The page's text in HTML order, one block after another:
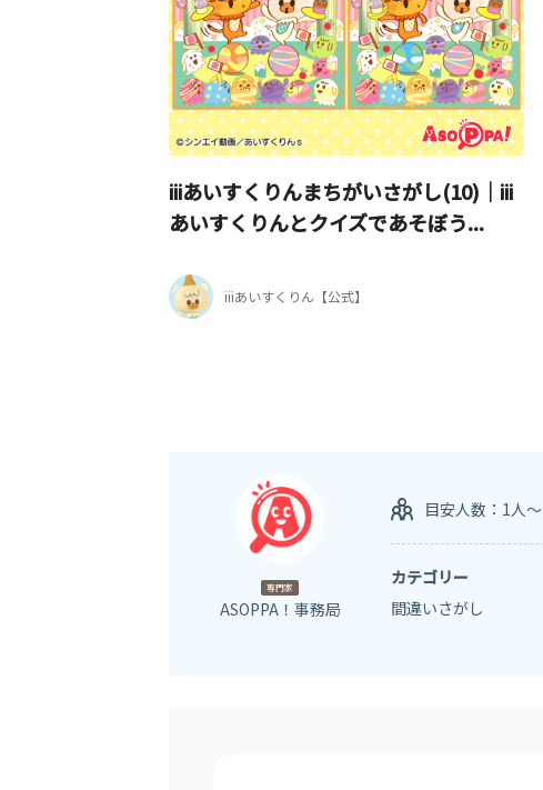
iiiあいすくりんまちがいさがし(10)｜iii
あいすくりんとクイズであそぼう...
iiiあいすくりん【公式】
専門家
ASOPPA！事務局
目安人数：1人～
カテゴリー
間違いさがし